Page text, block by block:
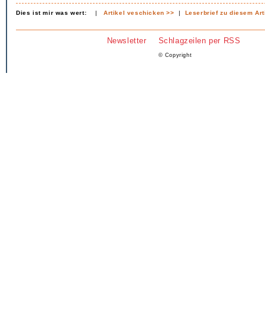
Dies ist mir was wert: |Artikel veschicken >> | Leserbrief zu diesem
Newsletter Schlagzeilen per RSS
© Copyright